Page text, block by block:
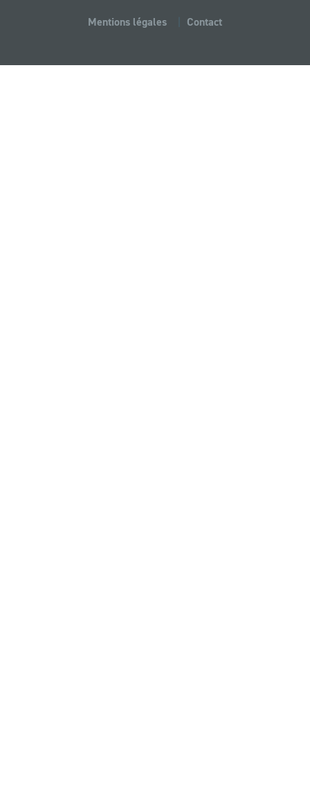
Mentions légales Contact